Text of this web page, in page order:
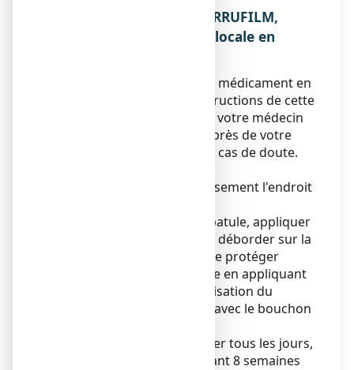
3. COMMENT UTILISER VERRUFILM,
solution pour application locale en
Veillez à toujours utiliser ce médicament en
suivant exactement les instructions de cette
notice ou les indications de votre médecin
ou pharmacien. Vérifiez auprès de votre
médecin ou pharmacien en cas de doute.
Nettoyer et sécher soigneusement l'endroit
A l'aide du bouchon avec spatule, appliquer
le liquide sur la verrue sans déborder sur la
peau saine. Il est possible de protéger
préalablement la peau saine en appliquant
un vernis neutre. Après utilisation du
produit, refermer le flacon avec le bouchon
L'application est à renouveler tous les jours,
de préférence le soir, pendant 8 semaines